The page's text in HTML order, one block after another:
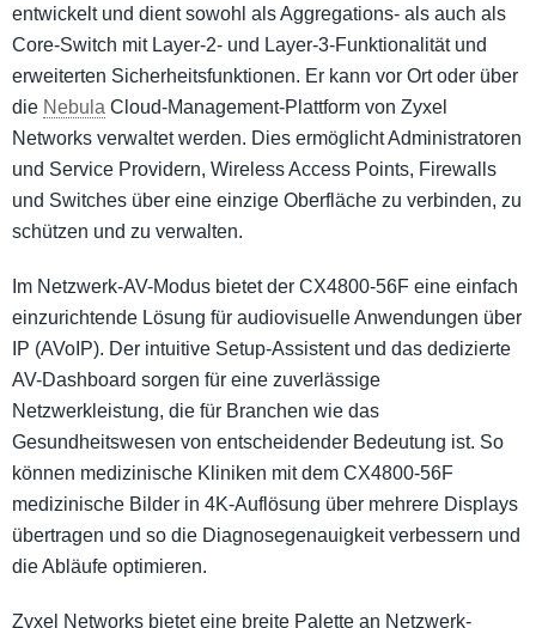
entwickelt und dient sowohl als Aggregations- als auch als
Core-Switch mit Layer-2- und Layer-3-Funktionalität und
erweiterten Sicherheitsfunktionen. Er kann vor Ort oder über
die Nebula Cloud-Management-Plattform von Zyxel
Networks verwaltet werden. Dies ermöglicht Administratoren
und Service Providern, Wireless Access Points, Firewalls
und Switches über eine einzige Oberfläche zu verbinden, zu
schützen und zu verwalten.
Im Netzwerk-AV-Modus bietet der CX4800-56F eine einfach
einzurichtende Lösung für audiovisuelle Anwendungen über
IP (AVoIP). Der intuitive Setup-Assistent und das dedizierte
AV-Dashboard sorgen für eine zuverlässige
Netzwerkleistung, die für Branchen wie das
Gesundheitswesen von entscheidender Bedeutung ist. So
können medizinische Kliniken mit dem CX4800-56F
medizinische Bilder in 4K-Auflösung über mehrere Displays
übertragen und so die Diagnosegenauigkeit verbessern und
die Abläufe optimieren.
Zyxel Networks bietet eine breite Palette an Netzwerk-